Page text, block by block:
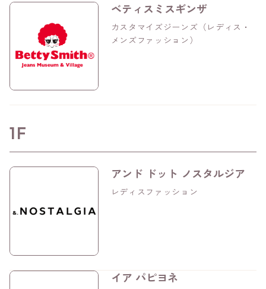
ベティスミスギンザ
カスタマイズジーンズ（レディス・
メンズファッション）
1F
アンド ドット ノスタルジア
レディスファッション
イア パピヨネ